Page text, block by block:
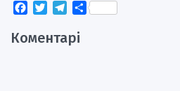
Facebook
TwitterTelegram
Поділитися
Коментарі